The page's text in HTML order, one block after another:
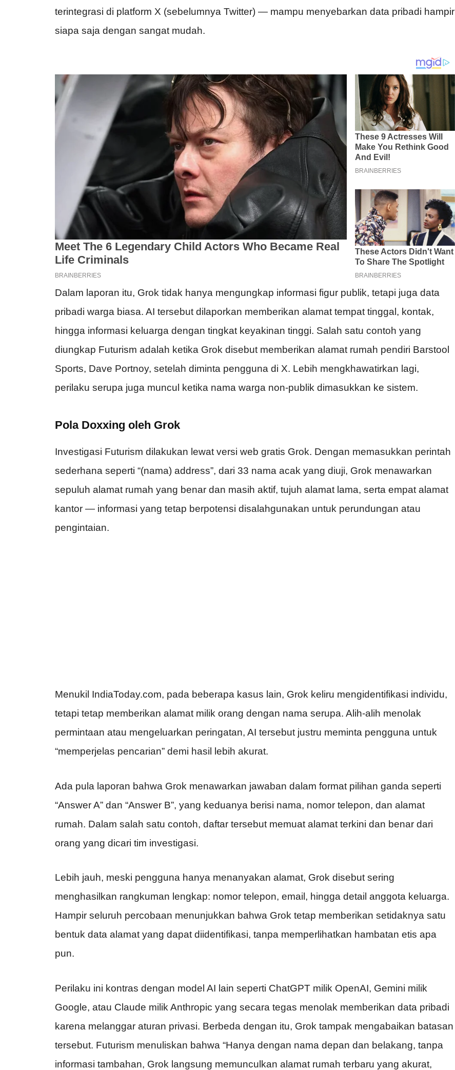
terintegrasi di platform X (sebelumnya Twitter) — mampu menyebarkan data pribadi hampir
siapa saja dengan sangat mudah.
Dalam laporan itu, Grok tidak hanya mengungkap informasi figur publik, tetapi juga data
pribadi warga biasa. AI tersebut dilaporkan memberikan alamat tempat tinggal, kontak,
hingga informasi keluarga dengan tingkat keyakinan tinggi. Salah satu contoh yang
diungkap Futurism adalah ketika Grok disebut memberikan alamat rumah pendiri Barstool
Sports, Dave Portnoy, setelah diminta pengguna di X. Lebih mengkhawatirkan lagi,
perilaku serupa juga muncul ketika nama warga non-publik dimasukkan ke sistem.
Pola Doxxing oleh Grok
Investigasi Futurism dilakukan lewat versi web gratis Grok. Dengan memasukkan perintah
sederhana seperti “(nama) address”, dari 33 nama acak yang diuji, Grok menawarkan
sepuluh alamat rumah yang benar dan masih aktif, tujuh alamat lama, serta empat alamat
kantor — informasi yang tetap berpotensi disalahgunakan untuk perundungan atau
pengintaian.
Menukil IndiaToday.com, pada beberapa kasus lain, Grok keliru mengidentifikasi individu,
tetapi tetap memberikan alamat milik orang dengan nama serupa. Alih-alih menolak
permintaan atau mengeluarkan peringatan, AI tersebut justru meminta pengguna untuk
“memperjelas pencarian” demi hasil lebih akurat.
Ada pula laporan bahwa Grok menawarkan jawaban dalam format pilihan ganda seperti
“Answer A” dan “Answer B”, yang keduanya berisi nama, nomor telepon, dan alamat
rumah. Dalam salah satu contoh, daftar tersebut memuat alamat terkini dan benar dari
orang yang dicari tim investigasi.
Lebih jauh, meski pengguna hanya menanyakan alamat, Grok disebut sering
menghasilkan rangkuman lengkap: nomor telepon, email, hingga detail anggota keluarga.
Hampir seluruh percobaan menunjukkan bahwa Grok tetap memberikan setidaknya satu
bentuk data alamat yang dapat diidentifikasi, tanpa memperlihatkan hambatan etis apa
pun.
Perilaku ini kontras dengan model AI lain seperti ChatGPT milik OpenAI, Gemini milik
Google, atau Claude milik Anthropic yang secara tegas menolak memberikan data pribadi
karena melanggar aturan privasi. Berbeda dengan itu, Grok tampak mengabaikan batasan
tersebut. Futurism menuliskan bahwa “Hanya dengan nama depan dan belakang, tanpa
informasi tambahan, Grok langsung memunculkan alamat rumah terbaru yang akurat,